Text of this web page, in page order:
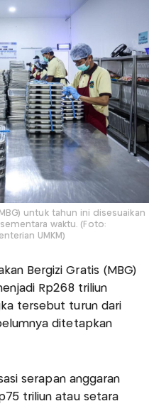
untuk tahun ini disesuaikan
waktu. (Foto:
UMKM)
Bergizi Gratis (MBG)
Rp268 triliun
tersebut turun dari
ditetapkan
serapan anggaran
triliun atau setara